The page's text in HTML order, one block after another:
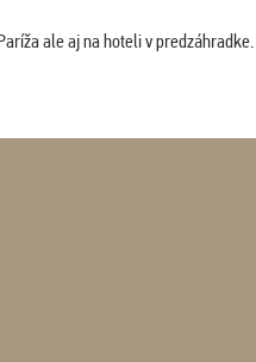
ale aj na hoteli v